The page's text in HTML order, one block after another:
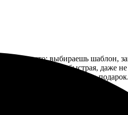
просто: выбираешь шаблон,
Доставка была быстрая, даже
отлично подойдут в